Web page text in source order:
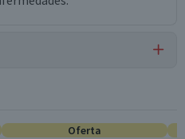
Oferta